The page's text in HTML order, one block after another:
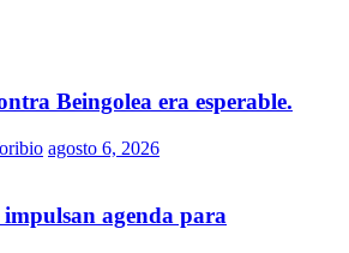
Beingolea era esperable.
agosto 6, 2026
agenda para